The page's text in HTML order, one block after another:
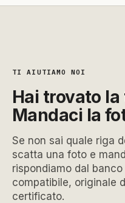
TI AIUTIAMO NOI
Hai trovato
Mandaci la
Se non sai quale riga
scatta una foto e
rispondiamo dal
compatibile, originale
certificato.